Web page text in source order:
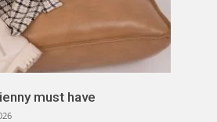
must have